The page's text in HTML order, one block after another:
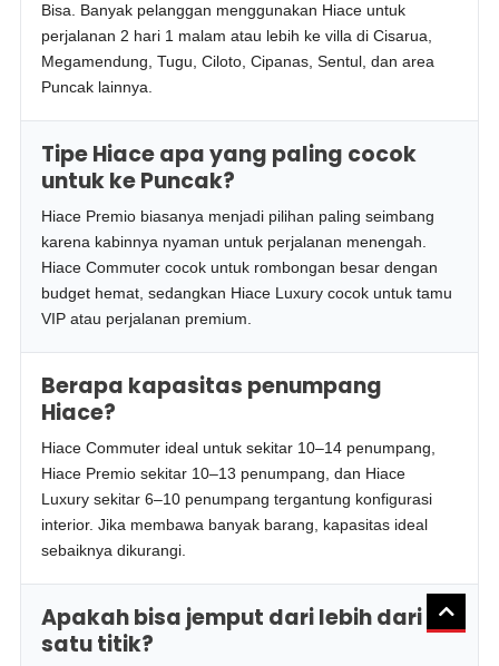
Bisa. Banyak pelanggan menggunakan Hiace untuk
perjalanan 2 hari 1 malam atau lebih ke villa di Cisarua,
Megamendung, Tugu, Ciloto, Cipanas, Sentul, dan area
Puncak lainnya.
Tipe Hiace apa yang paling cocok
untuk ke Puncak?
Hiace Premio biasanya menjadi pilihan paling seimbang
karena kabinnya nyaman untuk perjalanan menengah.
Hiace Commuter cocok untuk rombongan besar dengan
budget hemat, sedangkan Hiace Luxury cocok untuk tamu
VIP atau perjalanan premium.
Berapa kapasitas penumpang
Hiace?
Hiace Commuter ideal untuk sekitar 10–14 penumpang,
Hiace Premio sekitar 10–13 penumpang, dan Hiace
Luxury sekitar 6–10 penumpang tergantung konfigurasi
interior. Jika membawa banyak barang, kapasitas ideal
sebaiknya dikurangi.
Apakah bisa jemput dari lebih dari
satu titik?